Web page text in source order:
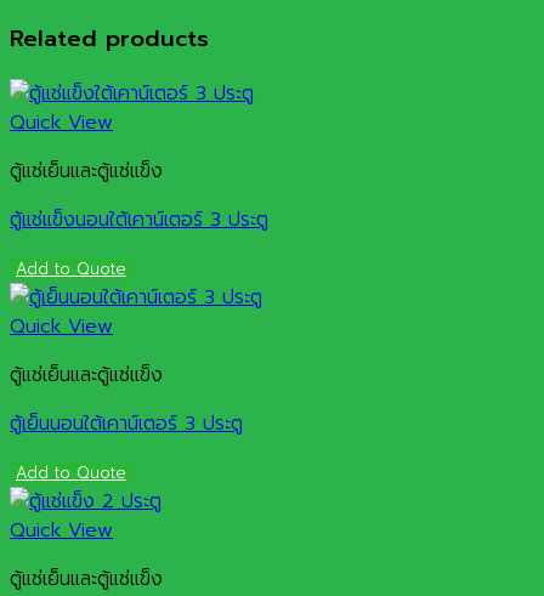
Related products
Quick View
ตู้แช่เย็นและตู้แช่แข็ง
ตู้แช่แข็งนอนใต้เคาน์เตอร์ 3 ประตู
Add to Quote
Quick View
ตู้แช่เย็นและตู้แช่แข็ง
ตู้เย็นนอนใต้เคาน์เตอร์ 3 ประตู
Add to Quote
Quick View
ตู้แช่เย็นและตู้แช่แข็ง